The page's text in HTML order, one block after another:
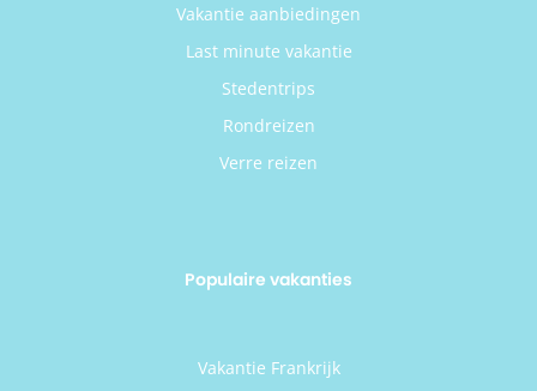
Vakantie aanbiedingen
Last minute vakantie
Stedentrips
Rondreizen
Verre reizen
Populaire vakanties
Vakantie Frankrijk